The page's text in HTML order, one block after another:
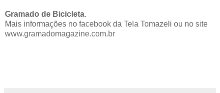
Gramado de Bicicleta.
Mais informações no facebook da Tela Tomazeli ou no site
www.gramadomagazine.com.br